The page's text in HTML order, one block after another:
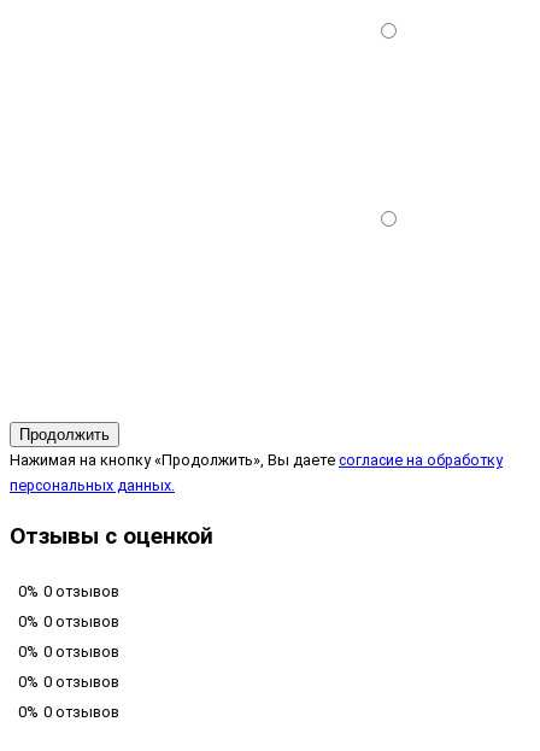
Продолжить
Нажимая на кнопку «Продолжить», Вы даете согласие на обработку
персональных данных.
Отзывы с оценкой
0% 0 отзывов
0% 0 отзывов
0% 0 отзывов
0% 0 отзывов
0% 0 отзывов